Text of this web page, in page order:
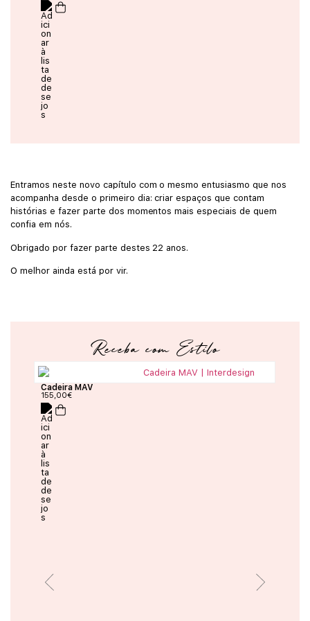
Entramos neste novo capítulo com o mesmo entusiasmo que nos
acompanha desde o primeiro dia: criar espaços que contam
histórias e fazer parte dos momentos mais especiais de quem
confia em nós.
Obrigado por fazer parte destes 22 anos.
O melhor ainda está por vir.
Receba com Estilo
Cadeira MAV
155,00€